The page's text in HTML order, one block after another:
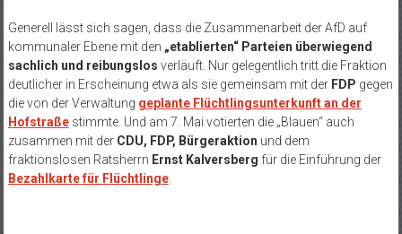
Generell lässt sich sagen, dass die Zusammenarbeit der AfD auf
kommunaler Ebene mit den „etablierten“ Parteien überwiegend
sachlich und reibungslos verläuft. Nur gelegentlich tritt die Fraktion
deutlicher in Erscheinung etwa als sie gemeinsam mit der FDP gegen
die von der Verwaltung geplante Flüchtlingsunterkunft an der
Hofstraßestimmte. Und am 7. Mai votierten die „Blauen“ auch
zusammen mit der CDU, FDP, Bürgeraktion und dem
fraktionslosen Ratsherrn Ernst Kalversberg für die Einführung der
Bezahlkarte für Flüchtlinge.